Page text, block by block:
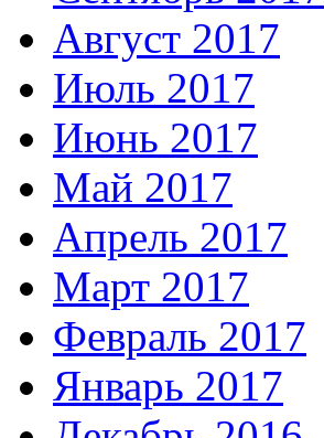
Август 2017
Июль 2017
Июнь 2017
Май 2017
Апрель 2017
Март 2017
Февраль 2017
Январь 2017